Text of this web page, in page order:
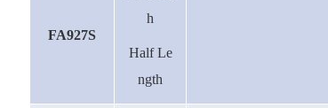
FA927S
h
Half Le
ngth